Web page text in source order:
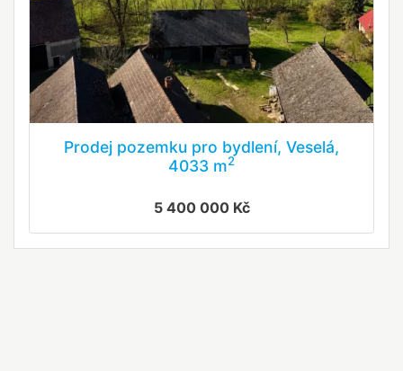
Prodej pozemku pro bydlení, Veselá,
4033 m2
5 400 000 Kč